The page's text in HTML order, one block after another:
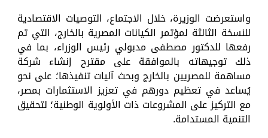
واستعرضت الوزيرة، خلال الاجتماع، التوصيات الاقتصادية
للنسخة الثالثة لمؤتمر الكيانات المصرية بالخارج، التي تم
رفعها للدكتور مصطفى مدبولي رئيس الوزراء، بما في
ذلك توجيهاته بالموافقة على مقترح إنشاء شركة
مساهمة للمصريين بالخارج وبحث آليات تنفيذها؛ على نحو
يُساعد في تعظيم دورهم في تعزيز الاستثمارات بمصر،
مع التركيز على المشروعات ذات الأولوية الوطنية؛ لتحقيق
التنمية المستدامة.